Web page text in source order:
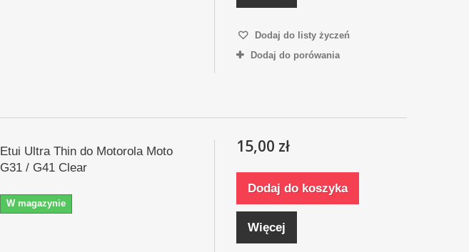
Dodaj do listy życzeń
Dodaj do porówania
Etui Ultra Thin do Motorola Moto
G31 / G41 Clear
W magazynie
15,00 zł
Dodaj do koszyka
Więcej